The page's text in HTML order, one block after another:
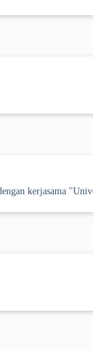
kerjasama